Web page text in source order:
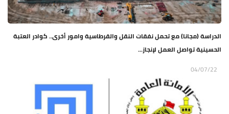
الدراسة (مجانا) مع تحمل نفقات النقل والقرطاسية وامور أخرى.. كوادر العتبة
الحسينية تواصل العمل لإنجاز...
04/07/22